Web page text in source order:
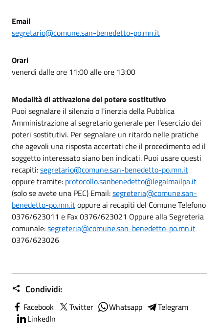
Email
segretario@comune.san-benedetto-po.mn.it
Orari
venerdi dalle ore 11:00 alle ore 13:00
Modalità di attivazione del potere sostitutivo
Puoi segnalare il silenzio o l'inerzia della Pubblica
Amministrazione al segretario generale per l'esercizio dei
poteri sostitutivi. Per segnalare un ritardo nelle pratiche
che agevoli una risposta accertati che il procedimento ed il
soggetto interessato siano ben indicati. Puoi usare questi
recapiti:segretario@comune.san-benedetto-po.mn.it
oppure tramite: protocollo.sanbenedetto@legalmailpa.it
(solo se avete una PEC) Email:segreteria@comune.san-
benedetto-po.mn.itoppure ai recapiti del Comune Telefono
0376/623011 e Fax 0376/623021 Oppure alla Segreteria
comunale:segreteria@comune.san-benedetto-po.mn.it
0376/623026
Condividi:
Facebook Twitter Whatsapp
Telegram
LinkedIn